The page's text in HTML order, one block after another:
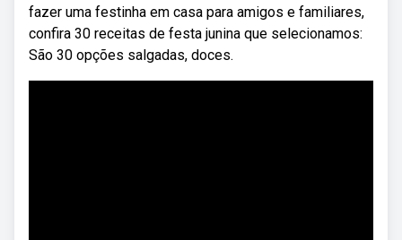
fazer uma festinha em casa para amigos e familiares,
confira 30 receitas de festa junina que selecionamos:
São 30 opções salgadas, doces.